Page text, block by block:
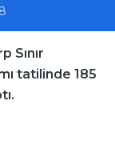
Sınır
tatilinde 185